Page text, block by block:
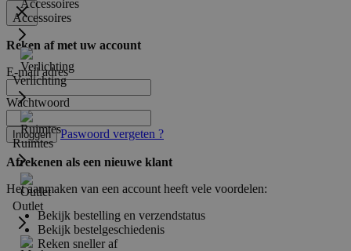
Accessoires
Verlichting
Ruimtes
Outlet
Reken af met uw account
E-mail adres
Wachtwoord
Inloggen Paswoord vergeten ?
Afrekenen als een nieuwe klant
Het aanmaken van een account heeft vele voordelen:
Bekijk bestelling en verzendstatus
Bekijk bestelgeschiedenis
Reken sneller af